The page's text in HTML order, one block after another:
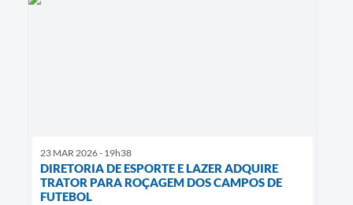
23 MAR 2026 - 19h38
DIRETORIA DE ESPORTE E LAZER ADQUIRE
TRATOR PARA ROÇAGEM DOS CAMPOS DE
FUTEBOL